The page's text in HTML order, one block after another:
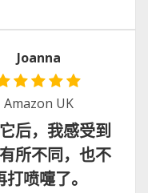
Joanna
Amazon UK
后，我感受到
所不同，也不
打喷嚏了。